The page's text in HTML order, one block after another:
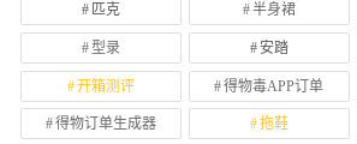
匹克 半身裙
型录 安踏
开箱测评 得物毒APP订单
得物订单生成器 拖鞋